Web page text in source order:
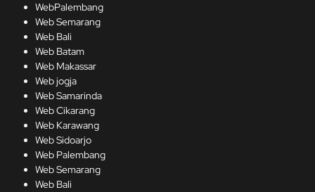
WebPalembang
Web Semarang
Web Bali
Web Batam
Web Makassar
Web jogja
Web Samarinda
Web Cikarang
Web Karawang
Web Sidoarjo
Web Palembang
Web Semarang
Web Bali